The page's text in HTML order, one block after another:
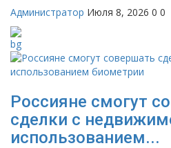
Администратор Июля 8, 2026 0 0
Россияне смогут
сделки с
использованием...